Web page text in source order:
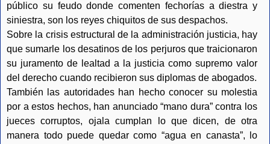
público su feudo donde comenten fechorías a diestra y
siniestra, son los reyes chiquitos de sus despachos.
Sobre la crisis estructural de la administración justicia, hay
que sumarle los desatinos de los perjuros que traicionaron
su juramento de lealtad a la justicia como supremo valor
del derecho cuando recibieron sus diplomas de abogados.
También las autoridades han hecho conocer su molestia
por a estos hechos, han anunciado “mano dura” contra los
jueces corruptos, ojala cumplan lo que dicen, de otra
manera todo puede quedar como “agua en canasta”, lo